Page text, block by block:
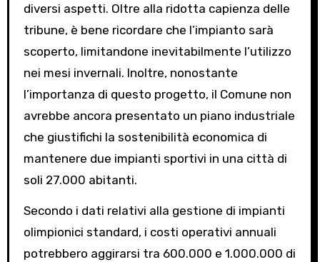
diversi aspetti. Oltre alla ridotta capienza delle
tribune, è bene ricordare che l’impianto sarà
scoperto, limitandone inevitabilmente l’utilizzo
nei mesi invernali. Inoltre, nonostante
l’importanza di questo progetto, il Comune non
avrebbe ancora presentato un piano industriale
che giustifichi la sostenibilità economica di
mantenere due impianti sportivi in una città di
soli 27.000 abitanti.
Secondo i dati relativi alla gestione di impianti
olimpionici standard, i costi operativi annuali
potrebbero aggirarsi tra 600.000 e 1.000.000 di